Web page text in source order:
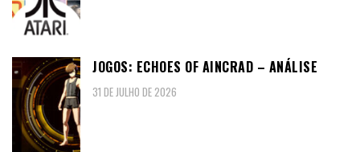
JOGOS: ECHOES OF AINCRAD – ANÁLISE
31 DE JULHO DE 2026